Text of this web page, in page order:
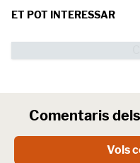
ET POT INTERESSAR
Comentaris
Vols